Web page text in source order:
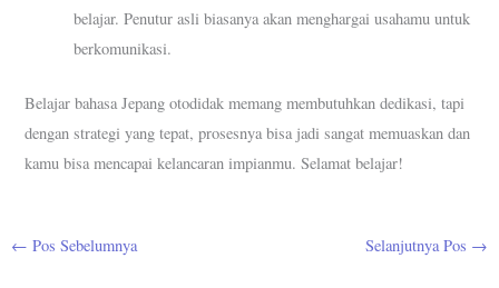
belajar. Penutur asli biasanya akan menghargai usahamu untuk
berkomunikasi.
Belajar bahasa Jepang otodidak memang membutuhkan dedikasi, tapi
dengan strategi yang tepat, prosesnya bisa jadi sangat memuaskan dan
kamu bisa mencapai kelancaran impianmu. Selamat belajar!
← Pos Sebelumnya Selanjutnya Pos →